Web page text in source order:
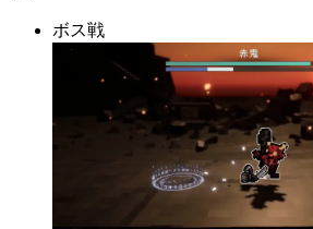
ボス戦